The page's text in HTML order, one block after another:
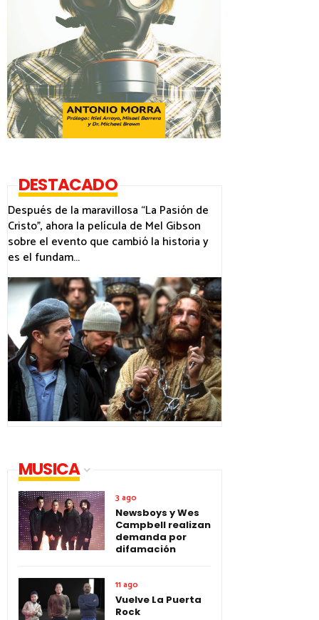
DESTACADO
Después de la maravillosa “La Pasión de
Cristo”, ahora la película de Mel Gibson
sobre el evento que cambió la historia y
es el fundam...
MUSICA
3 ago
Newsboys y Wes
Campbell realizan
demanda por
difamación
11 ago
Vuelve La Puerta
Rock